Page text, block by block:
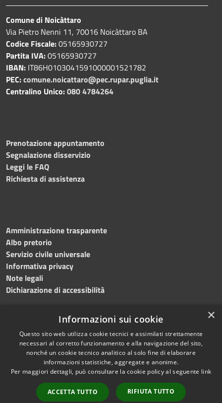
Comune di Noicàttaro
Via Pietro Nenni 11, 70016 Noicàttaro BA
Codice Fiscale:05165930727
Partita IVA:05165930727
IBAN: IT86H0103041591000001521782
PEC:comune.noicattaro@pec.rupar.puglia.it
Centralino Unico:080 4784264
Prenotazione appuntamento
Segnalazione disservizio
Leggi le FAQ
Richiesta di assistenza
Amministrazione trasparente
Albo pretorio
Servizio civile universale
Informativa privacy
Note legali
Dichiarazione di accessibilità
RSS
Accessibilità
Cookie
Mappa del sito
Difensore civico
Copyright © 2023 •
Comune di Noicàttaro
Powered byMunicipium
Redazione•Portale
dipendente
×
Informazioni sui cookie
Questo sito web utilizza cookie tecnici e assimilati strettamente
necessari al corretto funzionamento e alla navigazione del sito,
nonché un cookie tecnico analitico al solo fine di elaborare
informazioni statistiche, aggregate e anonime.
Per maggiori dettagli, può consultare la cookie policy al seguente link
ACCETTA TUTTO RIFIUTA TUTTO